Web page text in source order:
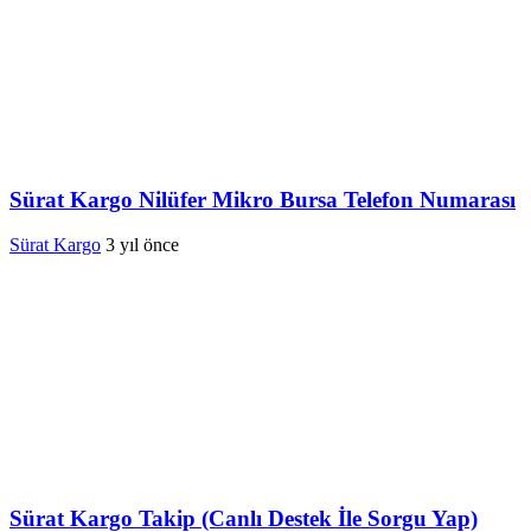
Sürat Kargo Nilüfer Mikro Bursa Telefon Numarası
Sürat Kargo 3 yıl önce
Sürat Kargo Takip (Canlı Destek İle Sorgu Yap)